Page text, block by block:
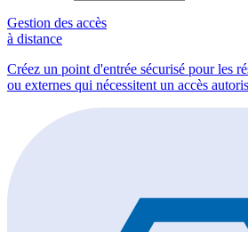
Gestion des accès
à distance
Créez un point d'entrée sécurisé pour les
ou externes qui nécessitent un accès